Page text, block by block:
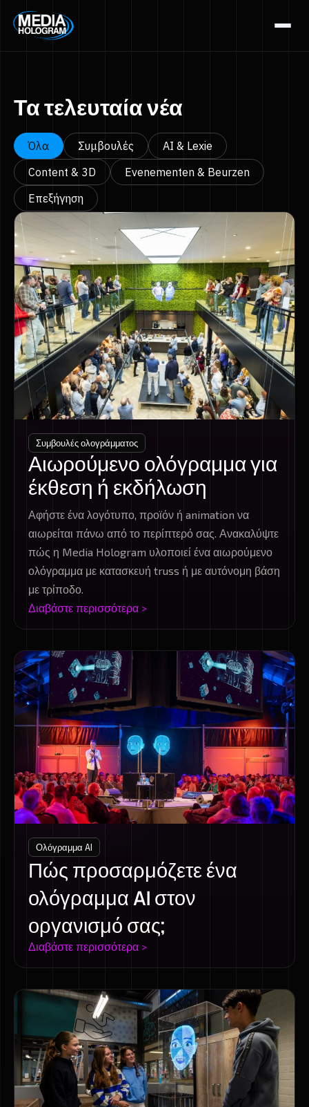
Τελευταία νέα
Θέσεις εργασίας
Επικοινωνία
NL / BE FR GR / CY EN
Τα τελευταία νέα
Συμβουλές
AI & Lexie
Content & 3D
Evenementen & Beurzen
Επεξήγηση
Όλα
Συμβουλές ολογράμματος
Αιωρούμενο ολόγραμμα για
έκθεση ή εκδήλωση
Αφήστε ένα λογότυπο, προϊόν ή animation να
αιωρείται πάνω από το περίπτερό σας. Ανακαλύψτε
πώς η Media Hologram υλοποιεί ένα αιωρούμενο
ολόγραμμα με κατασκευή truss ή με αυτόνομη βάση
με τρίποδο.
Διαβάστε περισσότερα >
Ολόγραμμα AI
Πώς προσαρμόζετε ένα
ολόγραμμα AI στον
οργανισμό σας;
Διαβάστε περισσότερα >